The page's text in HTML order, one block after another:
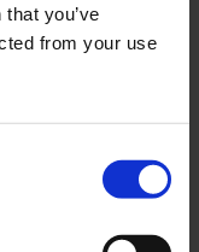
you’ve
from your use
Suzuki